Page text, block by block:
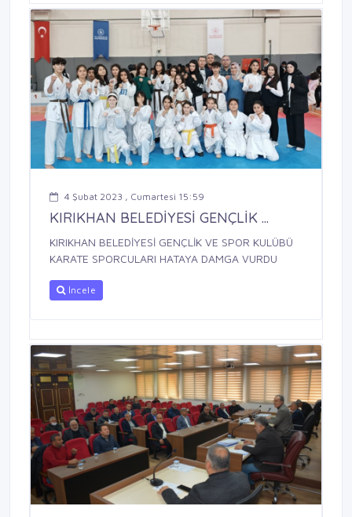
4 Şubat 2023 , Cumartesi 15:59
KIRIKHAN BELEDİYESİ GENÇLİK ...
KIRIKHAN BELEDİYESİ GENÇLİK VE SPOR KULÜBÜ
KARATE SPORCULARI HATAYA DAMGA VURDU
İncele